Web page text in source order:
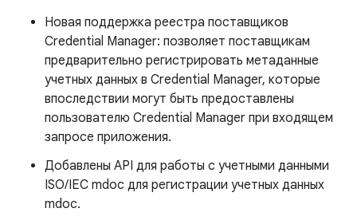
Новая поддержка реестра поставщиков
Credential Manager: позволяет поставщикам
предварительно регистрировать метаданные
учетных данных в Credential Manager, которые
впоследствии могут быть предоставлены
пользователю Credential Manager при входящем
запросе приложения.
Добавлены API для работы с учетными данными
ISO/IEC mdoc для регистрации учетных данных
mdoc.